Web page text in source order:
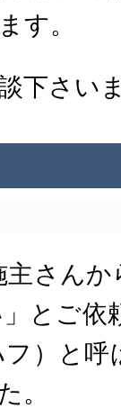
す。
下さい
さん
とご依
）と
。